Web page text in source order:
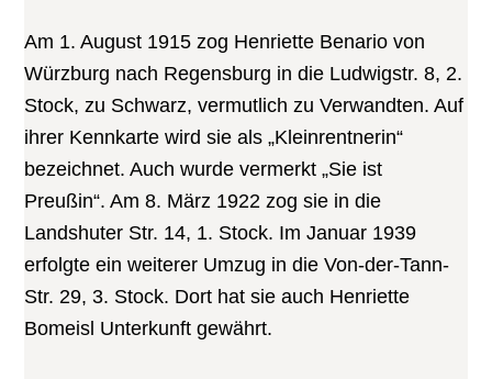
Am 1. August 1915 zog Henriette Benario von
Würzburg nach Regensburg in die Ludwigstr. 8, 2.
Stock, zu Schwarz, vermutlich zu Verwandten. Auf
ihrer Kennkarte wird sie als „Kleinrentnerin“
bezeichnet. Auch wurde vermerkt „Sie ist
Preußin“. Am 8. März 1922 zog sie in die
Landshuter Str. 14, 1. Stock. Im Januar 1939
erfolgte ein weiterer Umzug in die Von-der-Tann-
Str. 29, 3. Stock. Dort hat sie auch Henriette
Bomeisl Unterkunft gewährt.